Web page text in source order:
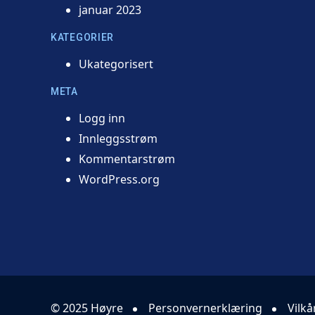
januar 2023
KATEGORIER
Ukategorisert
META
Logg inn
Innleggsstrøm
Kommentarstrøm
WordPress.org
© 2025 Høyre Personvernerklæring